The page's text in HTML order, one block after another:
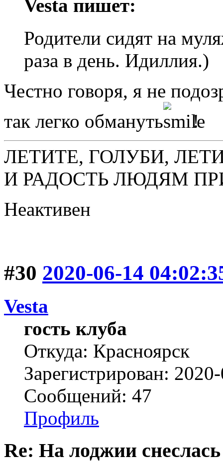
Vesta пишет:
Родители сидят на
раза в день. Идиллия.)
Честно говоря, я не
так легко обмануть
!
ЛЕТИТЕ, ГОЛУБИ,
И РАДОСТЬ ЛЮДЯМ
Неактивен
#30 2020-06-14
Vesta
гость клуба
Откуда: Красноярск
Зарегистрирован:
Сообщений: 47
Профиль
Re: На лоджии